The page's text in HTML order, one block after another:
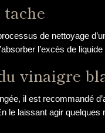
de nettoyage
l’excès de
vinaigre
il est recommandé
le laissant agir